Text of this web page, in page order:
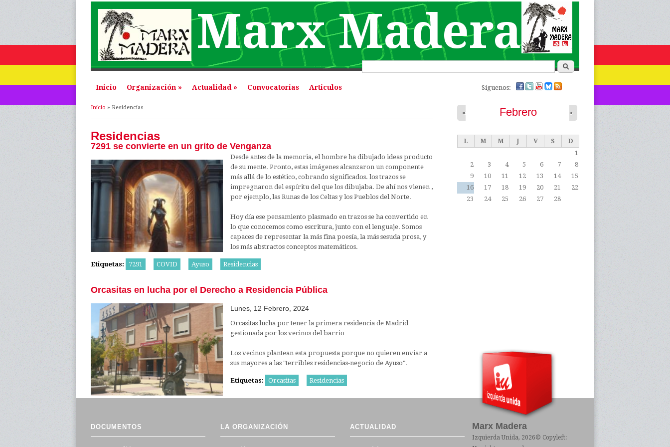
Marx Madera
Buscar
Inicio Organización » Actualidad » Convocatorias Articulos Síguenos:
Se encuentra usted aquí
Inicio » Residencias
Residencias
7291 se convierte en un grito de Venganza
Desde antes de la memoria, el hombre ha dibujado ideas producto
de su mente. Pronto, estas imágenes alcanzaron un componente
más allá de lo estético, cobrando significados. los trazos se
impregnaron del espíritu del que los dibujaba. De ahí nos vienen ,
por ejemplo, las Runas de los Celtas y los Pueblos del Norte.
Hoy día ese pensamiento plasmado en trazos se ha convertido en
lo que conocemos como escritura, junto con el lenguaje. Somos
capaces de representar la más fina poesía, la más sesuda prosa, y
los más abstractos conceptos matemáticos.
Etiquetas: 7291 COVID Ayuso Residencias
Orcasitas en lucha por el Derecho a Residencia Pública
Lunes, 12 Febrero, 2024
Orcasitas lucha por tener la primera residencia de Madrid
gestionada por los vecinos del barrio
Los vecinos plantean esta propuesta porque no quieren enviar a
sus mayores a las "terribles residencias-negocio de Ayuso".
Etiquetas: Orcasitas Residencias
Febrero
« »
L M M J V S
D
1
2
3 4 5 6 7
8
9
10 11 12 13 14
15
16
17 18 19 20 21
22
23
24 25 26 27 28
DOCUMENTOS LA ORGANIZACIÓN ACTUALIDAD Marx Madera
Izquierda Unida, 2026© Copyleft: